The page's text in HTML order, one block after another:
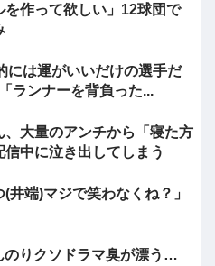
作って欲しい」12球団で
には運がいいだけの選手だ
ランナーを背負った...
大量のアンチから「寝た方
中に泣き出してしまう
井端)マジで笑わなくね？」
のりクソドラマ臭が漂う…